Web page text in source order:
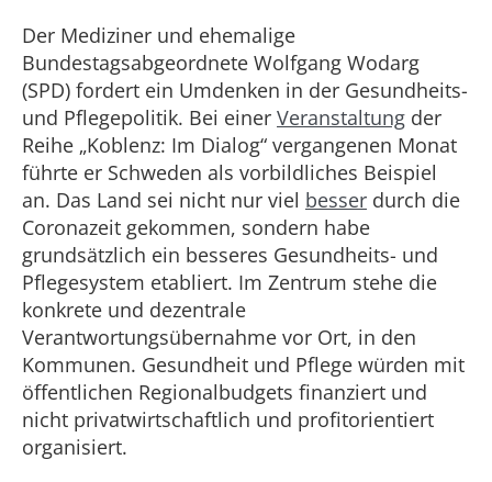
Der Mediziner und ehemalige
Bundestagsabgeordnete Wolfgang Wodarg
(SPD) fordert ein Umdenken in der Gesundheits-
und Pflegepolitik. Bei einer Veranstaltung der
Reihe „Koblenz: Im Dialog“ vergangenen Monat
führte er Schweden als vorbildliches Beispiel
an. Das Land sei nicht nur viel besser durch die
Coronazeit gekommen, sondern habe
grundsätzlich ein besseres Gesundheits- und
Pflegesystem etabliert. Im Zentrum stehe die
konkrete und dezentrale
Verantwortungsübernahme vor Ort, in den
Kommunen. Gesundheit und Pflege würden mit
öffentlichen Regionalbudgets finanziert und
nicht privatwirtschaftlich und profitorientiert
organisiert.